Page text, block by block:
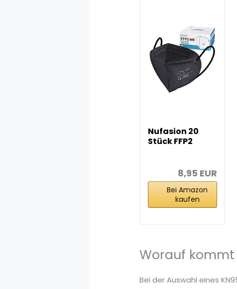
Nufasion 20
Stück FFP2
8,95 EUR
Bei Amazon
kaufen
Worauf kommt
Bei der Auswahl eines